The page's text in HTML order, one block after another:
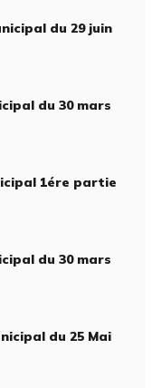
du 29 juin
du 30 mars
1ére partie
du 30 mars
du 25 Mai